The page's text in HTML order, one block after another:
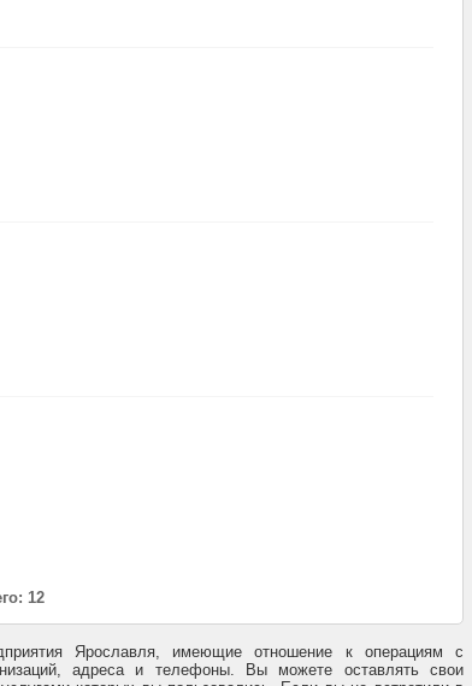
12
Ярославля, имеющие отношение к операциям с
адреса и телефоны. Вы можете оставлять свои